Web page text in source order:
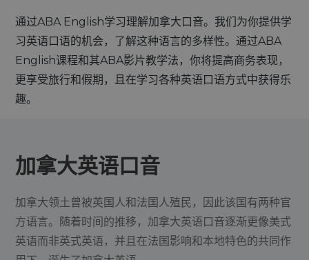
通过ABA English学习理解加拿大口音。我们为你提供学
习英语口语的机会，了解这种语言的多样性。通过ABA
English课程和其ABA影片教学法，你将提高商务表现，
更享受旅行和假期，且在学习各种英语口语方式中获得乐
趣。
加拿大英语口音
加拿大领土曾被英国人和法国人殖民，因此该国有两种官
方语言。随着时间的推移，加拿大英语口音逐渐更像美式
英语而非英式英语，并且在法国影响和本地特色的共同作